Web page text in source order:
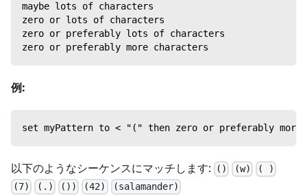
maybe lots of characters
zero or lots of characters
zero or preferably lots of characters
zero or preferably more characters
例:
set myPattern to < "(" then zero or preferably
以下のようなシーケンスにマッチします: () (w)
( )
(7)
(.) ()) (42) (salamander)